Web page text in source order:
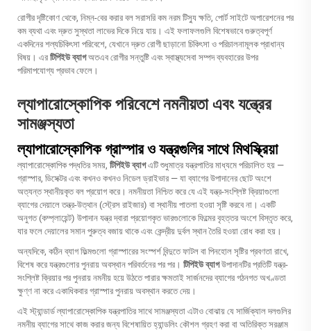
রোগীর দৃষ্টিকোণ থেকে, নিম্ন-বের করার বল সরাসরি কম নরম টিস্যু ক্ষতি, পোর্ট সাইটে অপারেশনের পর
কম ব্যথা এবং দ্রুত সুস্থতা লাভের দিকে নিয়ে যায়। এই ফলাফলগুলি বিশেষভাবে গুরুত্বপূর্ণ
একদিনের শল্যচিকিৎসা পরিবেশে, যেখানে দ্রুত রোগী ছাড়ানো চিকিৎসা ও পরিচালনামূলক প্রাধান্য
বিষয়। এর টিপিইউ ব্যাগঅতএব রোগীর সন্তুষ্টি এবং স্বাস্থ্যসেবা সম্পদ ব্যবহারের উপর
পরিমাপযোগ্য প্রভাব ফেলে।
ল্যাপারোস্কোপিক পরিবেশে নমনীয়তা এবং যন্ত্রের
সামঞ্জস্যতা
ল্যাপারোস্কোপিক গ্রাস্পার ও যন্ত্রগুলির সাথে মিথস্ক্রিয়া
ল্যাপারোস্কোপিক পদ্ধতির সময়, টিপিইউ ব্যাগএটি শুধুমাত্র যন্ত্রপাতির মাধ্যমে পরিচালিত হয় —
গ্রাস্পার, ডিসেক্টর এবং কখনও কখনও নিডেল ড্রাইভার — যা ব্যাগের উপাদানের ছোট অংশে
অত্যন্ত স্থানীয়কৃত বল প্রয়োগ করে। নমনীয়তা নিশ্চিত করে যে এই যন্ত্র-সংশ্লিষ্ট ক্রিয়াগুলো
ব্যাগের দেয়ালে তন্ত্র-উত্থান (স্ট্রেস রাইজার) বা স্থানীয় পাতলা হওয়া সৃষ্টি করবে না। একটি
অনুগত (কম্প্লায়েন্ট) উপাদান যন্ত্র দ্বারা প্রয়োগকৃত ভারগুলোকে ফিল্মের বৃহত্তর অংশে বিস্তৃত করে,
যার ফলে দেয়ালের সমান পুরুত্ব বজায় থাকে এবং কেন্দ্রীয় দুর্বল স্থান তৈরি হওয়া রোধ করা হয়।
অন্যদিকে, কঠিন ব্যাগ ফিল্মগুলো গ্রাস্পারের সংস্পর্শ বিন্দুতে ফাটল বা পিনহোল সৃষ্টির প্রবণতা রাখে,
বিশেষ করে যন্ত্রগুলোর পুনরায় অবস্থান পরিবর্তনের পর পর। টিপিইউ ব্যাগউপাদানটির প্রতিটি যন্ত্র-
সংশ্লিষ্ট ক্রিয়ার পর পুনরায় নমনীয় হয়ে উঠতে পারার ক্ষমতাই সার্জনদের ব্যাগের গঠনগত অখণ্ডতা
ক্ষুণ্ণ না করে একাধিকবার গ্রাস্পার পুনরায় অবস্থান করতে দেয়।
এই স্ট্যান্ডার্ড ল্যাপারোস্কোপিক যন্ত্রপাতির সাথে সামঞ্জস্যতা এটাও বোঝায় যে সার্জিক্যাল দলগুলির
নমনীয় ব্যাগের সাথে কাজ করার জন্য বিশেষায়িত হ্যান্ডলিং কৌশল গ্রহণ করা বা অতিরিক্ত সরঞ্জাম